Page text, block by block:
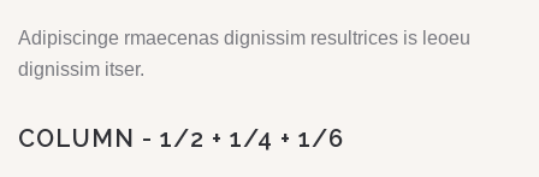
Adipiscinge rmaecenas dignissim resultrices is leoeu
dignissim itser.
COLUMN - 1/2 + 1/4 + 1/6